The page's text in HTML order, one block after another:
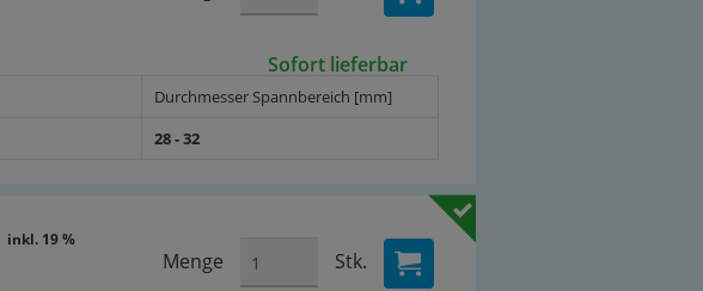
Sofort lieferbar
Durchmesser Spannbereich [mm]
28 - 32
inkl. 19 %
Menge Stk.